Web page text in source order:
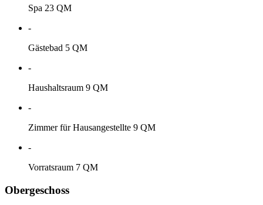
Spa 23 QM
-
Gästebad 5 QM
-
Haushaltsraum 9 QM
-
Zimmer für Hausangestellte 9 QM
-
Vorratsraum 7 QM
Obergeschoss